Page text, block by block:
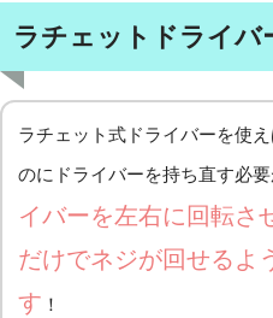
ラチェットドライバ
ラチェット式ドライバーを使
のにドライバーを持ち直す必要
イバーを左右に回転さ
だけでネジが回せるよ
す ！